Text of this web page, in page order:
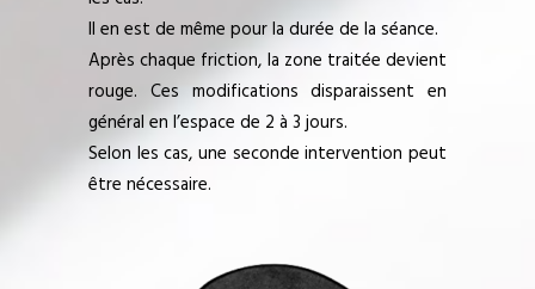
Il en est de même pour la durée de la séance.
Après chaque friction, la zone traitée devient
rouge. Ces modifications disparaissent en
général en l’espace de 2 à 3 jours.
Selon les cas, une seconde intervention peut
être nécessaire.